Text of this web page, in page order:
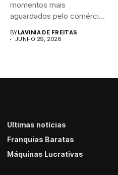
momentos mais
aguardados pelo comércio
BYLAVINIA DE FREITAS
JUNHO 29, 2026
Últimas notícias
Franquias Baratas
Máquinas Lucrativas